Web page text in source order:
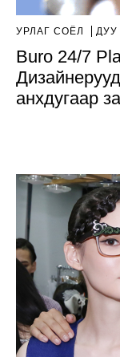
УРЛАГ СОЁЛ
Buro 24/7
анхдугаар